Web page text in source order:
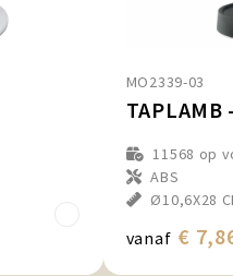
MO2339-03
11568 op
ABS
Ø10,6X28
vanaf €